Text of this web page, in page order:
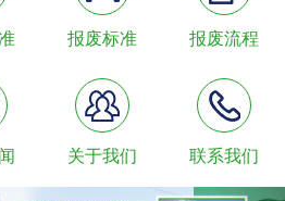
报废标准 报废流程
关于我们 联系我们